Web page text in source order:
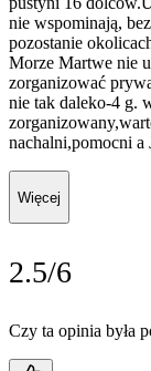
nie wspominają,
pozostanie
Morze Martwe nie
zorganizować
nie tak daleko-4 g.
nachalni,pomocni a
Więcej
2.5/6
Czy ta opinia była